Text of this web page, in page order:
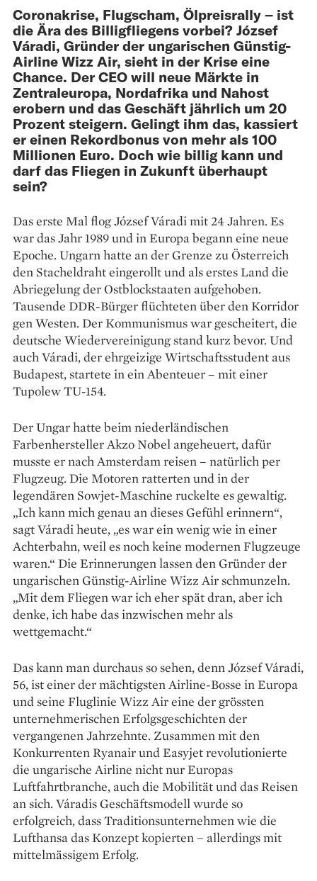
Coronakrise, Flugscham, Ölpreisrally – ist
die Ära des Billigfliegens vorbei? József
Váradi, Gründer der ungarischen Günstig-
Airline Wizz Air, sieht in der Krise eine
Chance. Der CEO will neue Märkte in
Zentral­europa, Nordafrika und Nahost
erobern und das Geschäft jährlich um 20
Prozent steigern. Gelingt ihm das, kassiert
er einen Rekordbonus von mehr als 100
Millionen Euro. Doch wie billig kann und
darf das Fliegen in Zukunft überhaupt
sein?
Das erste Mal flog József Váradi mit 24 Jahren. Es
war das Jahr 1989 und in Europa begann eine neue
Epoche. Ungarn hatte an der Grenze zu Österreich
den Stacheldraht eingerollt und als erstes Land die
Abriegelung der Ostblockstaaten aufgehoben.
Tausende DDR-Bürger flüchteten über den Korridor
gen Westen. Der Kommunismus war gescheitert, die
deutsche Wiedervereinigung stand kurz bevor. Und
auch Váradi, der ehrgeizige Wirtschaftsstudent aus
Budapest, startete in ein Abenteuer – mit einer
Tupolew TU-154.
Der Ungar hatte beim niederländischen
Farbenhersteller Akzo Nobel angeheuert, dafür
musste er nach Amsterdam reisen – natürlich per
Flugzeug. Die Motoren ratterten und in der
legendären Sowjet-Maschine ruckelte es gewaltig.
„Ich kann mich genau an dieses Gefühl erinnern“,
sagt Váradi heute, „es war ein wenig wie in einer
Achterbahn, weil es noch keine modernen Flugzeuge
waren.“ Die Erinnerungen lassen den Gründer der
ungarischen Günstig-Airline Wizz Air schmunzeln.
„Mit dem Fliegen war ich eher spät dran, aber ich
denke, ich habe das inzwischen mehr als
wettgemacht.“
Das kann man durchaus so sehen, denn József Váradi,
56, ist einer der mächtigsten Airline-Bosse in Europa
und seine Fluglinie Wizz Air eine der grössten
unternehmerischen Erfolgsgeschichten der
vergangenen Jahrzehnte. Zusammen mit den
Konkurrenten Ryanair und Easyjet revolutionierte
die ungarische Airline nicht nur Europas
Luftfahrtbranche, auch die Mobilität und das Reisen
an sich. Váradis Geschäftsmodell wurde so
erfolgreich, dass Traditionsunternehmen wie die
Lufthansa das Konzept kopierten – allerdings mit
mittelmässigem Erfolg.